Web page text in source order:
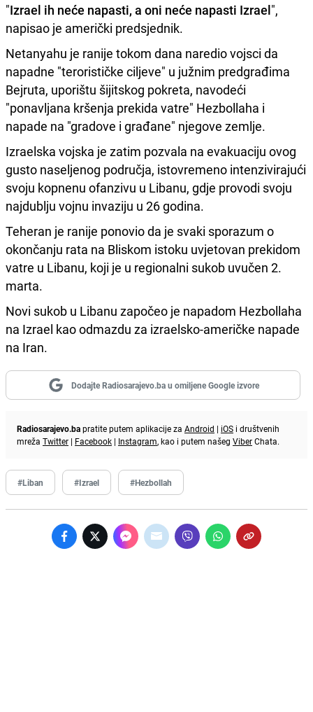
"Izrael ih neće napasti, a oni neće napasti Izrael",
napisao je američki predsjednik.
Netanyahu je ranije tokom dana naredio vojsci da
napadne "terorističke ciljeve" u južnim predgrađima
Bejruta, uporištu šijitskog pokreta, navodeći
"ponavljana kršenja prekida vatre" Hezbollaha i
napade na "gradove i građane" njegove zemlje.
Izraelska vojska je zatim pozvala na evakuaciju ovog
gusto naseljenog područja, istovremeno intenzivirajući
svoju kopnenu ofanzivu u Libanu, gdje provodi svoju
najdublju vojnu invaziju u 26 godina.
Teheran je ranije ponovio da je svaki sporazum o
okončanju rata na Bliskom istoku uvjetovan prekidom
vatre u Libanu, koji je u regionalni sukob uvučen 2.
marta.
Novi sukob u Libanu započeo je napadom Hezbollaha
na Izrael kao odmazdu za izraelsko-američke napade
na Iran.
Dodajte Radiosarajevo.ba u omiljene Google izvore
Radiosarajevo.bapratite putem aplikacije za Android | iOS i društvenih
mreža Twitter | Facebook | Instagram, kao i putem našeg ViberChata.
#Liban #Izrael #Hezbollah